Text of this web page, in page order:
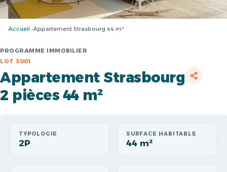
Accueil Appartement Strasbourg 44 m²
PROGRAMME IMMOBILIER
LOT 3001
Appartement Strasbourg
2 pièces 44 m²
TYPOLOGIE
2P
SURFACE HABITABLE
44 m²